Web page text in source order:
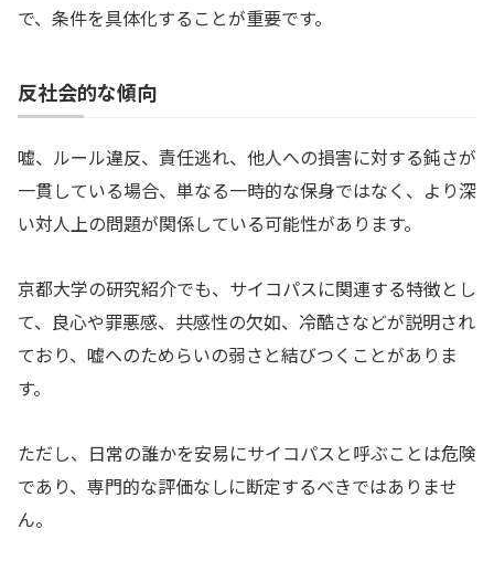
で、条件を具体化することが重要です。
反社会的な傾向
嘘、ルール違反、責任逃れ、他人への損害に対する鈍さが
一貫している場合、単なる一時的な保身ではなく、より深
い対人上の問題が関係している可能性があります。
京都大学の研究紹介でも、サイコパスに関連する特徴とし
て、良心や罪悪感、共感性の欠如、冷酷さなどが説明され
ており、嘘へのためらいの弱さと結びつくことがありま
す。
ただし、日常の誰かを安易にサイコパスと呼ぶことは危険
であり、専門的な評価なしに断定するべきではありませ
ん。